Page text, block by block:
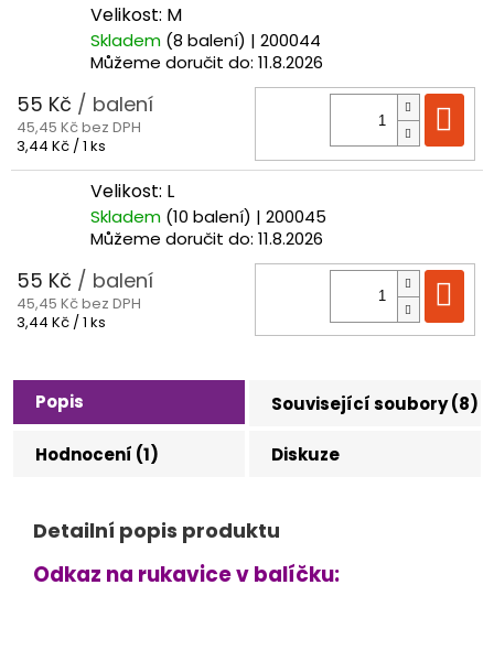
Velikost: M
Skladem (8 balení) | 200044
Můžeme doručit do: 11.8.2026
55 Kč / balení
45,45 Kč bez DPH
Měrná
3,44 Kč / 1 ks
Velikost: L
Skladem (10 balení) | 200045
Můžeme doručit do: 11.8.2026
55 Kč / balení
45,45 Kč bez DPH
Měrná
3,44 Kč / 1 ks
Popis Související soubory (8)
Hodnocení (1) Diskuze
Detailní popis produktu
Odkaz na rukavice v balíčku: